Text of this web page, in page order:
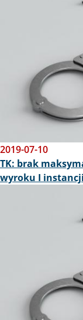
2019-07-10
TK: brak
wyroku I